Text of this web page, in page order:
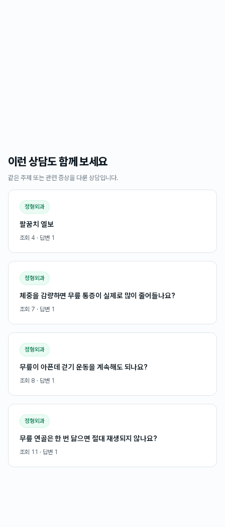
이런 상담도 함께 보세요
같은 주제 또는 관련 증상을 다룬 상담입니다.
정형외과
팔꿈치 엘보
조회 4 · 답변 1
정형외과
체중을 감량하면 무릎 통증이 실제로 많이 줄어들나요?
조회 7 · 답변 1
정형외과
무릎이 아픈데 걷기 운동을 계속해도 되나요?
조회 8 · 답변 1
정형외과
무릎 연골은 한 번 닳으면 절대 재생되지 않나요?
조회 11 · 답변 1